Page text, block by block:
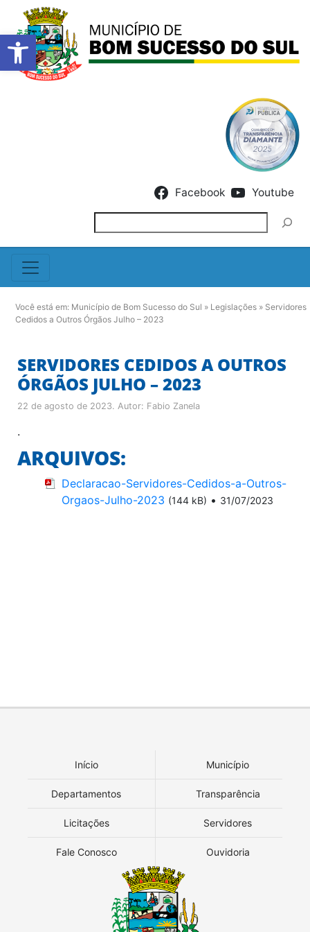
Barra de Ferramentas
Facebook Youtube
Você está em: Município de Bom Sucesso do Sul » Legislações » Servidores
Cedidos a Outros Órgãos Julho – 2023
SERVIDORES CEDIDOS A OUTROS
ÓRGÃOS JULHO – 2023
22 de agosto de 2023. Autor: Fabio Zanela
.
ARQUIVOS:
Declaracao-Servidores-Cedidos-a-Outros-
Orgaos-Julho-2023 (144 kB) • 31/07/2023
Início Município
Departamentos Transparência
Licitações Servidores
Fale Conosco Ouvidoria